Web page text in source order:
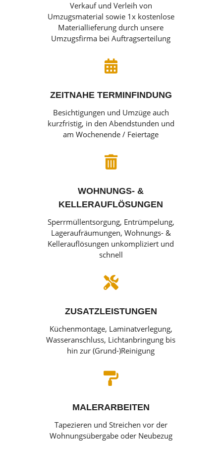
Verkauf und Verleih von
Umzugsmaterial sowie 1x kostenlose
Materiallieferung durch unsere
Umzugsfirma bei Auftragserteilung

ZEITNAHE TERMINFINDUNG
Besichtigungen und Umzüge auch
kurzfristig, in den Abendstunden und
am Wochenende / Feiertage

WOHNUNGS- &
KELLERAUFLÖSUNGEN
Sperrmüllentsorgung, Entrümpelung,
Lageraufräumungen, Wohnungs- &
Kellerauflösungen unkompliziert und
schnell

ZUSATZLEISTUNGEN
Küchenmontage, Laminatverlegung,
Wasseranschluss, Lichtanbringung bis
hin zur (Grund-)Reinigung

MALERARBEITEN
Tapezieren und Streichen vor der
Wohnungsübergabe oder Neubezug